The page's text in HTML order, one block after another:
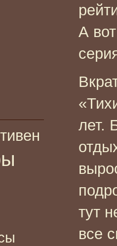
А
лет.
тут
все